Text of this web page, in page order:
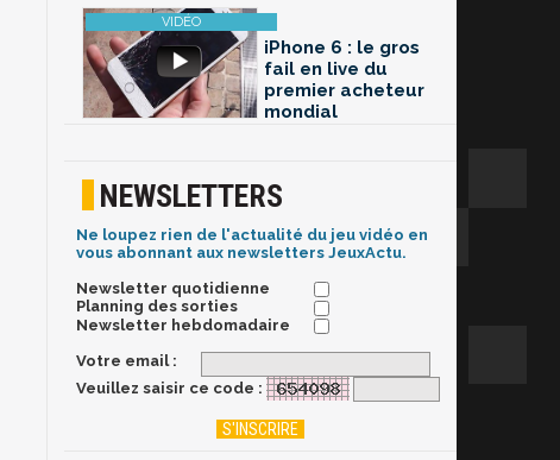
iPhone 6 : le gros
fail en live du
premier acheteur
mondial
NEWSLETTERS
Ne loupez rien de l'actualité du jeu vidéo en
vous abonnant aux newsletters JeuxActu.
Newsletter quotidienne
Planning des sorties
Newsletter hebdomadaire
Votre email :
Veuillez saisir ce code :